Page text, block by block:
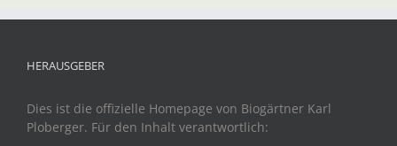
HERAUSGEBER
Dies ist die offizielle Homepage von Biogärtner Karl
Ploberger. Für den Inhalt verantwortlich: